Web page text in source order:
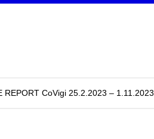
REPORT CoVigi 25.2.2023 – 1.11.2023